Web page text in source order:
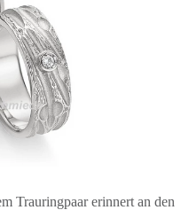
Trauringpaar erinnert an den